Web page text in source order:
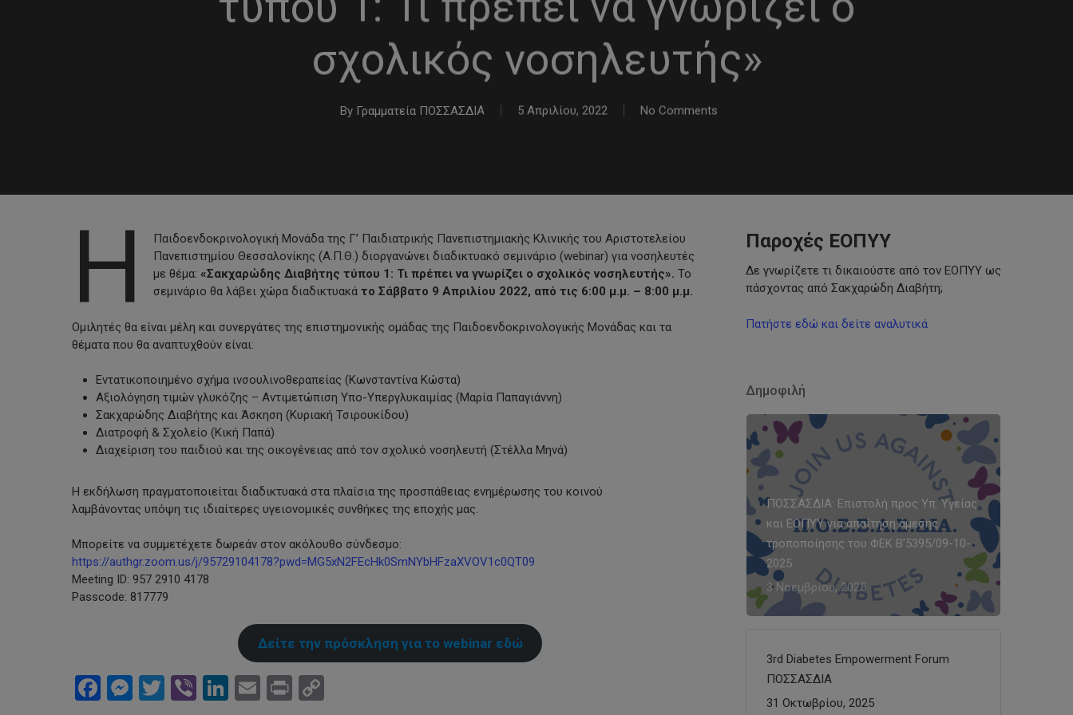
Hit enter to search or ESC to close
σχολικός νοσηλευτής»
By Γραμματεία ΠΟΣΣΑΣΔΙΑ 5 Απριλίου, 2022 No Comments
Η
Παιδοενδοκρινολογική Μονάδα της Γ’ Παιδιατρικής Πανεπιστημιακής Κλινικής του Αριστοτελείου
Πανεπιστημίου Θεσσαλονίκης (Α.Π.Θ.) διοργανώνει διαδικτυακό σεμινάριο (webinar) για νοσηλευτές
με θέμα: «Σακχαρώδης Διαβήτης τύπου 1: Τι πρέπει να γνωρίζει ο σχολικός νοσηλευτής». Το
σεμινάριο θα λάβει χώρα διαδικτυακά το Σάββατο 9 Απριλίου 2022, από τις 6:00 μ.μ. – 8:00 μ.μ.
Ομιλητές θα είναι μέλη και συνεργάτες της επιστημονικής ομάδας της Παιδοενδοκρινολογικής Μονάδας και τα
θέματα που θα αναπτυχθούν είναι:
Εντατικοποιημένο σχήμα ινσουλινοθεραπείας (Κωνσταντίνα Κώστα)
Αξιολόγηση τιμών γλυκόζης – Αντιμετώπιση Υπο-Υπεργλυκαιμίας (Μαρία Παπαγιάννη)
Σακχαρώδης Διαβήτης και Άσκηση (Κυριακή Τσιρουκίδου)
Διατροφή & Σχολείο (Κική Παπά)
Διαχείριση του παιδιού και της οικογένειας από τον σχολικό νοσηλευτή (Στέλλα Μηνά)
Η εκδήλωση πραγματοποιείται διαδικτυακά στα πλαίσια της προσπάθειας ενημέρωσης του κοινού
λαμβάνοντας υπόψη τις ιδιαίτερες υγειονομικές συνθήκες της εποχής μας.
Μπορείτε να συμμετέχετε δωρεάν στον ακόλουθο σύνδεσμο:
https://authgr.zoom.us/j/95729104178?pwd=MG5xN2FEcHk0SmNYbHFzaXVOV1c0QT09
Meeting ID: 957 2910 4178
Passcode: 817779
Δείτε την πρόσκληση για το webinar εδώ
Facebook
Messenger
Twitter
ViberLinkedIn
Email
Print
Παροχές ΕΟΠΥΥ
Δε γνωρίζετε τι δικαιούστε από τον ΕΟΠΥΥ ως
πάσχοντας από Σακχαρώδη Διαβήτη;
Πατήστε εδώ και δείτε αναλυτικά
Δημοφιλή
ΠΟΣΣΑΣΔΙΑ: Επιστολή προς Υπ. Υγείας
και ΕΟΠΥΥ για απαίτηση άμεσης
τροποποίησης του ΦΕΚ Β’5395/09-10-
2025
3 Νοεμβρίου, 2025
3rd Diabetes Empowerment Forum
ΠΟΣΣΑΣΔΙΑ
31 Οκτωβρίου, 2025